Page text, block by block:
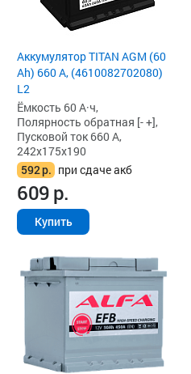
Аккумулятор TITAN AGM (60
Ah) 660 А, (4610082702080)
L2
Ёмкость 60 А·ч,
Полярность обратная [- +],
Пусковой ток 660 А,
242x175x190
592р. при сдаче акб
609р.
Купить